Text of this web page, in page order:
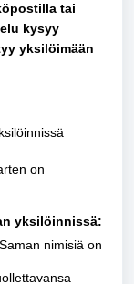
tai
kysyy
yksilöimään
on
yksilöinnissä:
nimisiä on